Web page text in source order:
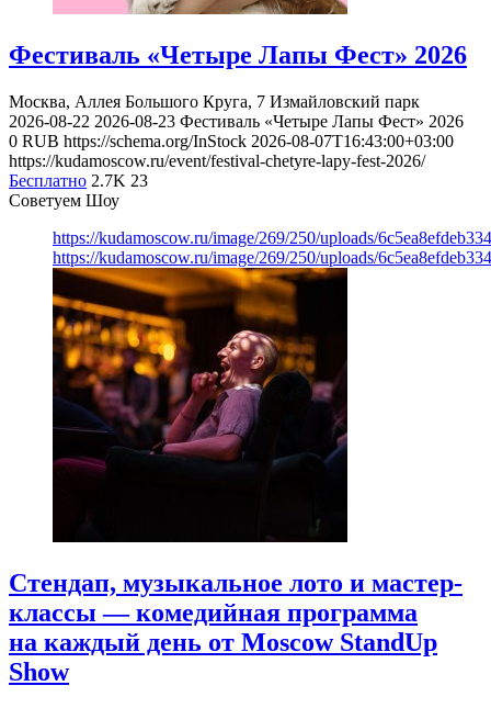
Фестиваль «Четыре Лапы Фест» 2026
Москва, Аллея Большого Круга, 7 Измайловский парк
2026-08-22 2026-08-23 Фестиваль «Четыре Лапы Фест» 2026
0 RUB https://schema.org/InStock 2026-08-07T16:43:00+03:00
https://kudamoscow.ru/event/festival-chetyre-lapy-fest-2026/
Бесплатно 2.7K 23
Советуем Шоу
https://kudamoscow.ru/image/269/250/uploads/
https://kudamoscow.ru/image/269/250/uploads/
Стендап, музыкальное лото и мастер-
классы — комедийная программа
на каждый день от Moscow StandUp
Show